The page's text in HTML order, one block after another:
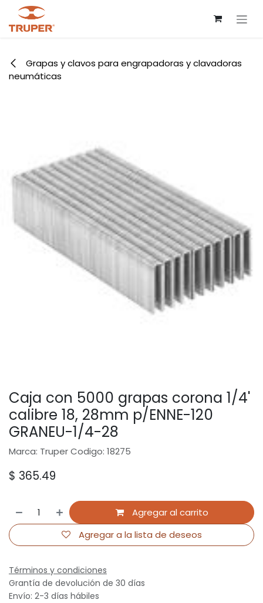
Ir al contenido
Grapas y clavos para engrapadoras y clavadoras
neumáticas
Caja con 5000 grapas corona 1/4'
calibre 18, 28mm p/ENNE-120
GRANEU-1/4-28
Marca: Truper Codigo: 18275
$ 365.49
Agregar al carrito
Agregar a la lista de deseos
Términos y condiciones
Grantía de devolución de 30 días
Envío: 2-3 días hábiles